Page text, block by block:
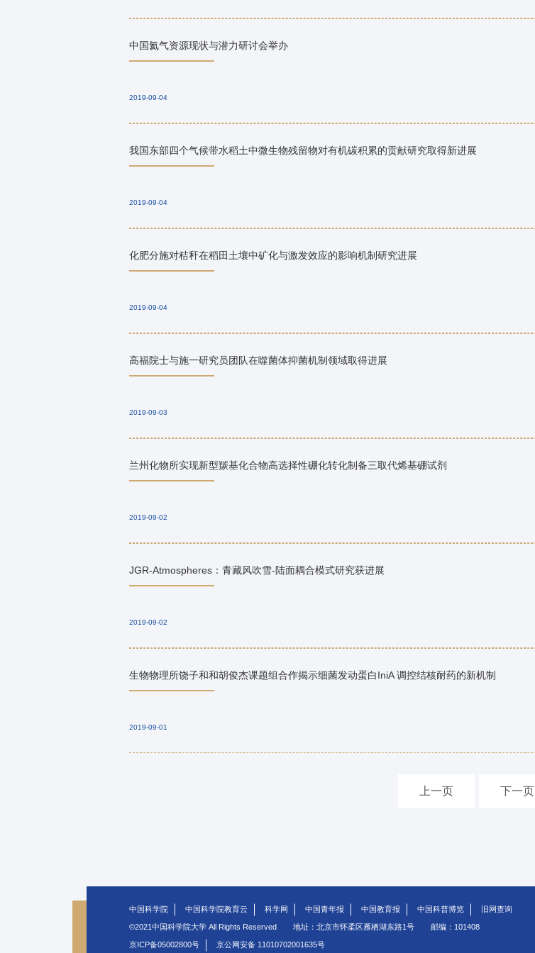
中国氦气资源现状与潜力研讨会举办
2019-09-04
我国东部四个气候带水稻土中微生物残留物对有机碳积累的贡献研究取得新进展
2019-09-04
化肥分施对秸秆在稻田土壤中矿化与激发效应的影响机制研究进展
2019-09-04
高福院士与施一研究员团队在噬菌体抑菌机制领域取得进展
2019-09-03
兰州化物所实现新型羰基化合物高选择性硼化转化制备三取代烯基硼试剂
2019-09-02
JGR-Atmospheres：青藏风吹雪-陆面耦合模式研究获进展
2019-09-02
生物物理所饶子和和胡俊杰课题组合作揭示细菌发动蛋白IniA 调控结核耐药的新机制
2019-09-01
上一页 下一页
中国科学院 中国科学院教育云 科学网 中国青年报 中国教育报 中国科普博览 旧网查询
©2021中国科学院大学 All Rights Reserved 地址：北京市怀柔区雁栖湖东路1号 邮编：101408
京ICP备05002800号 京公网安备 11010702001635号